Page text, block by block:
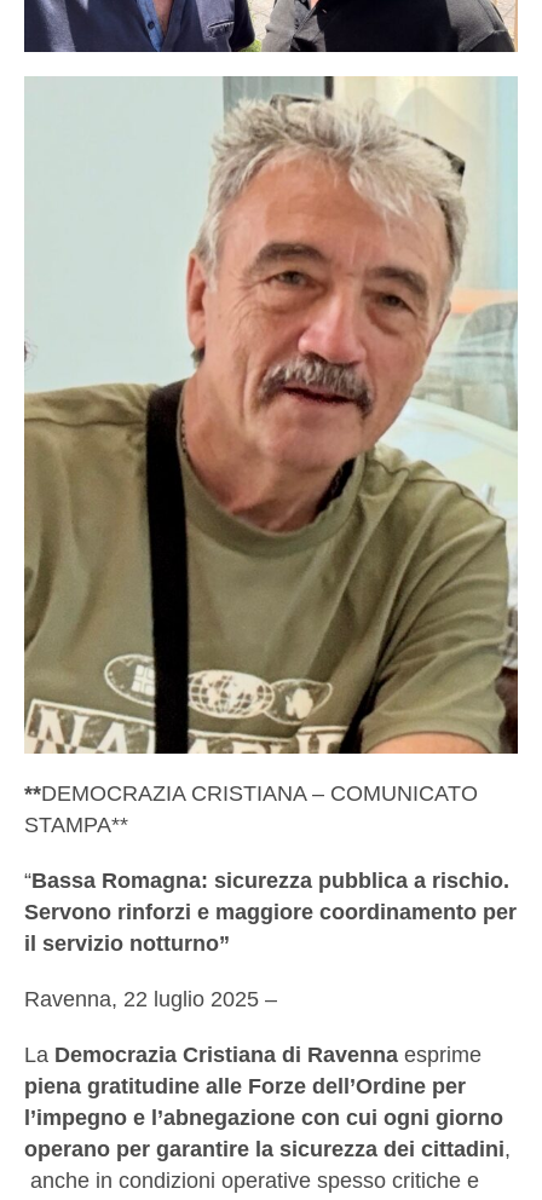
**DEMOCRAZIA CRISTIANA – COMUNICATO
STAMPA**
“Bassa Romagna: sicurezza pubblica a rischio.
Servono rinforzi e maggiore coordinamento per
il servizio notturno”
Ravenna, 22 luglio 2025 –
La Democrazia Cristiana di Ravenna esprime
piena gratitudine alle Forze dell’Ordine per
l’impegno e l’abnegazione con cui ogni giorno
operano per garantire la sicurezza dei cittadini,
anche in condizioni operative spesso critiche e